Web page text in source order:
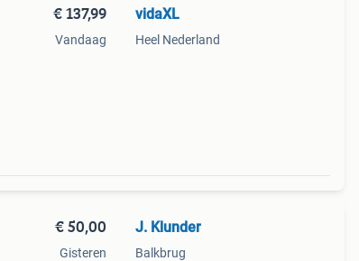
€ 137,99
Vandaag
vidaXL
Heel Nederland
€ 50,00
Gisteren
J. Klunder
Balkbrug